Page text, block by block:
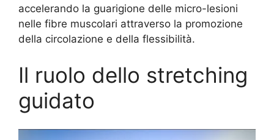
accelerando la guarigione delle micro-lesioni
nelle fibre muscolari attraverso la promozione
della circolazione e della flessibilità.
Il ruolo dello stretching
guidato